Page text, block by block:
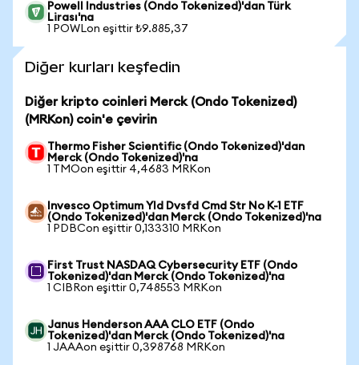
Powell Industries (Ondo Tokenized)'dan Türk
Lirası'na
1 POWLon eşittir ₺9.885,37
Diğer kurları keşfedin
Diğer kripto coinleri Merck (Ondo Tokenized)
(MRKon) coin'e çevirin
Thermo Fisher Scientific (Ondo Tokenized)'dan
Merck (Ondo Tokenized)'na
1 TMOon eşittir 4,4683 MRKon
Invesco Optimum Yld Dvsfd Cmd Str No K-1 ETF
(Ondo Tokenized)'dan Merck (Ondo Tokenized)'na
1 PDBCon eşittir 0,133310 MRKon
First Trust NASDAQ Cybersecurity ETF (Ondo
Tokenized)'dan Merck (Ondo Tokenized)'na
1 CIBRon eşittir 0,748553 MRKon
Janus Henderson AAA CLO ETF (Ondo
Tokenized)'dan Merck (Ondo Tokenized)'na
1 JAAAon eşittir 0,398768 MRKon